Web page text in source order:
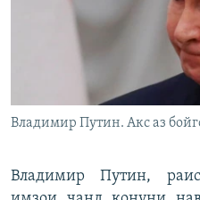
Владимир Путин. Акс аз
Владимир Путин,